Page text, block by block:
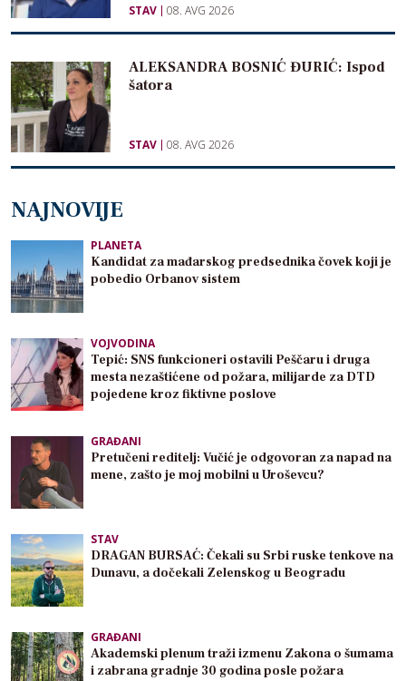
STAV 08. AVG 2026
ALEKSANDRA BOSNIĆ ĐURIĆ: Ispod
šatora
STAV 08. AVG 2026
NAJNOVIJE
PLANETA
Kandidat za mađarskog predsednika čovek koji je
pobedio Orbanov sistem
VOJVODINA
Tepić: SNS funkcioneri ostavili Peščaru i druga
mesta nezaštićene od požara, milijarde za DTD
pojedene kroz fiktivne poslove
GRAĐANI
Pretučeni reditelj: Vučić je odgovoran za napad na
mene, zašto je moj mobilni u Uroševcu?
STAV
DRAGAN BURSAĆ: Čekali su Srbi ruske tenkove na
Dunavu, a dočekali Zelenskog u Beogradu
GRAĐANI
Akademski plenum traži izmenu Zakona o šumama
i zabrana gradnje 30 godina posle požara